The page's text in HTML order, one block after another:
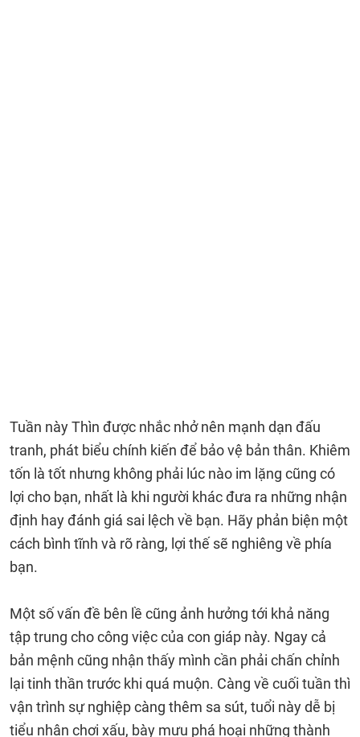
Tuần này Thìn được nhắc nhở nên mạnh dạn đấu
tranh, phát biểu chính kiến để bảo vệ bản thân. Khiêm
tốn là tốt nhưng không phải lúc nào im lặng cũng có
lợi cho bạn, nhất là khi người khác đưa ra những nhận
định hay đánh giá sai lệch về bạn. Hãy phản biện một
cách bình tĩnh và rõ ràng, lợi thế sẽ nghiêng về phía
bạn.
Một số vấn đề bên lề cũng ảnh hưởng tới khả năng
tập trung cho công việc của con giáp này. Ngay cả
bản mệnh cũng nhận thấy mình cần phải chấn chỉnh
lại tinh thần trước khi quá muộn. Càng về cuối tuần thì
vận trình sự nghiệp càng thêm sa sút, tuổi này dễ bị
tiểu nhân chơi xấu, bày mưu phá hoại những thành